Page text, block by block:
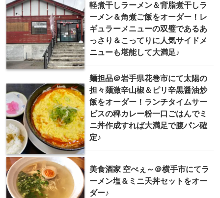
軽煮干しラーメン＆背脂煮干しラ
ーメン＆角煮ご飯をオーダー！レ
ギュラーメニューの双璧であるあ
っさり＆こってりに人気サイドメ
ニューも堪能して大満足♪
麺担品＠岩手県花巻市にて太陽の
担々麺激辛山椒＆ピリ辛黒醤油炒
飯をオーダー！ランチタイムサー
ビスの稗カレー粉一口ごはんでミ
ニ丼作成すれば大満足で腹パン確
定♪
美食酒家 空べぇ～＠横手市にてラ
ーメン塩＆ミニ天丼セットをオー
ダー♪